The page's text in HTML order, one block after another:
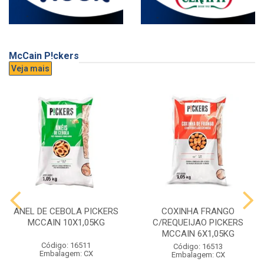
McCain P!ckers
Veja mais
ANEL DE CEBOLA PICKERS
MCCAIN 10X1,05KG
Código: 16511
Embalagem: CX
COXINHA FRANGO
C/REQUEIJAO PICKERS
MCCAIN 6X1,05KG
Código: 16513
Embalagem: CX